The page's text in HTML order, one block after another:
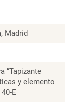
Madrid
“Tapizante
y elemento
E